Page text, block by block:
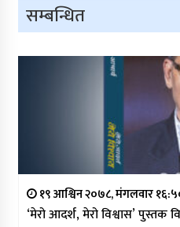
सम्बन्धित
१९ आश्विन २०७८, मंगलवार
‘मेरो आदर्श, मेरो विश्वास’ पुस्तक